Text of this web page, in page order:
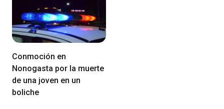
Conmoción en
Nonogasta por la muerte
de una joven en un
boliche